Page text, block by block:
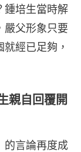
鍾培生當時解
嚴父形象只要
經已足夠，
親自回覆開
的言論再度成